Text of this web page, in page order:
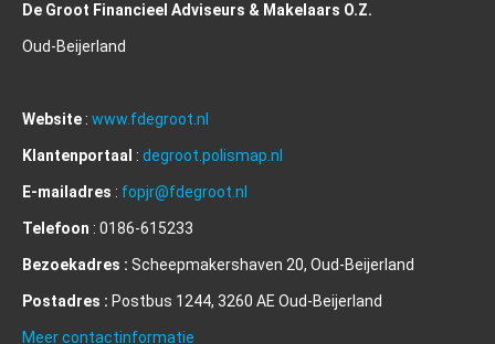
De Groot Financieel Adviseurs & Makelaars O.Z.
Oud-Beijerland
Website : www.fdegroot.nl
Klantenportaal : degroot.polismap.nl
E-mailadres : fopjr@fdegroot.nl
Telefoon : 0186-615233
Bezoekadres : Scheepmakershaven 20, Oud-Beijerland
Postadres : Postbus 1244, 3260 AE Oud-Beijerland
Meer contactinformatie